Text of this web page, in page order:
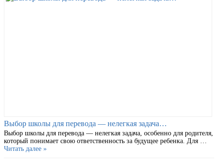
Выбор школы для перевода — нелегкая задача…
Выбор школы для перевода — нелегкая задача, особенно для родителя,
который понимает свою ответственность за будущее ребенка. Для …
Читать далее »